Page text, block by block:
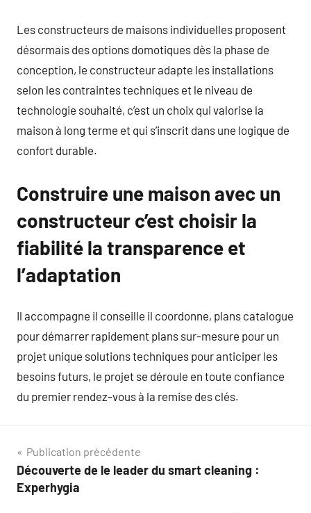
Les constructeurs de maisons individuelles proposent
désormais des options domotiques dès la phase de
conception, le constructeur adapte les installations
selon les contraintes techniques et le niveau de
technologie souhaité, c’est un choix qui valorise la
maison à long terme et qui s’inscrit dans une logique de
confort durable.
Construire une maison avec un
constructeur c’est choisir la
fiabilité la transparence et
l’adaptation
Il accompagne il conseille il coordonne, plans catalogue
pour démarrer rapidement plans sur-mesure pour un
projet unique solutions techniques pour anticiper les
besoins futurs, le projet se déroule en toute confiance
du premier rendez-vous à la remise des clés.
Navigation
de
Publication précédente
Découverte de le leader du smart cleaning :
Experhygia